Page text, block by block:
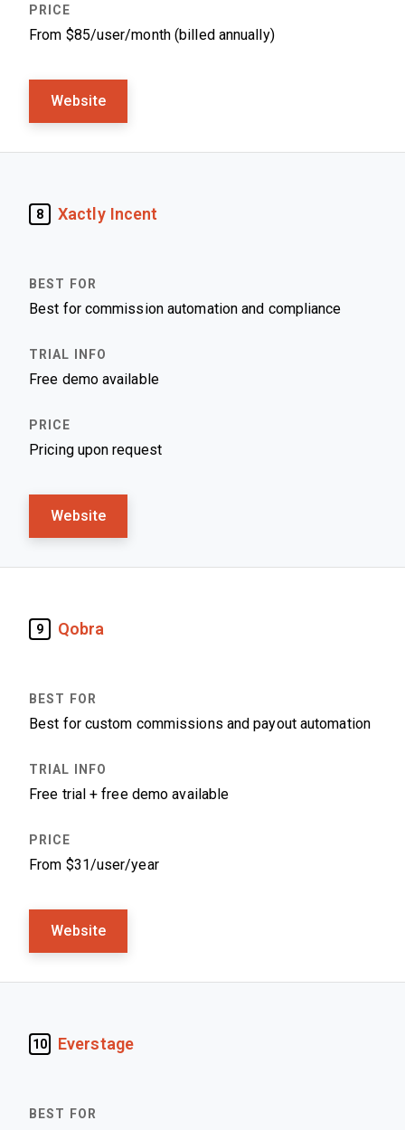
From $85/user/month (billed annually)
Website
8 Xactly Incent
Best for commission automation and compliance
Free demo available
Pricing upon request
Website
9 Qobra
Best for custom commissions and payout automation
Free trial + free demo available
From $31/user/year
Website
10 Everstage